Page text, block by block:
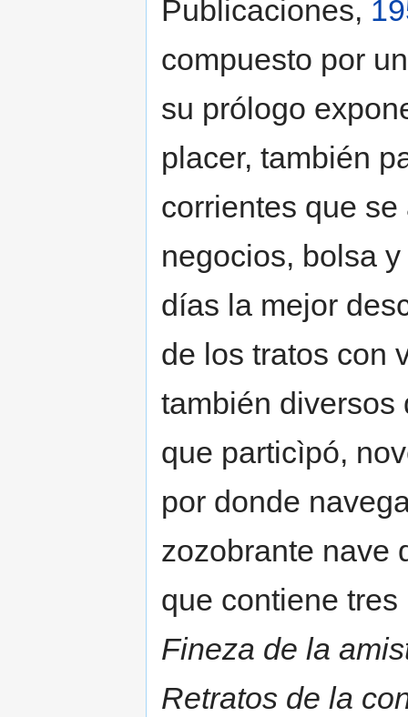
Publicaciones,
compuesto por
su prólogo
placer, también
corrientes que
negocios, bolsa
días la mejor
de los tratos con
también diversos
que particìpó,
por donde
zozobrante nave
que contiene
Fineza de la
Retratos de la